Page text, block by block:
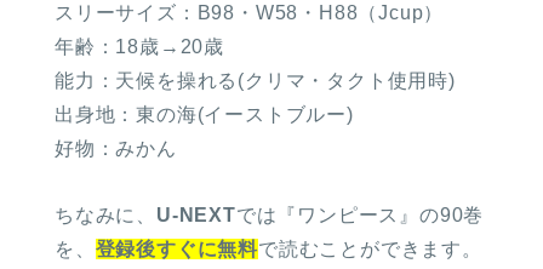
スリーサイズ：B98・W58・H88（Jcup）
年齢：18歳→20歳
能力：天候を操れる(クリマ・タクト使用時)
出身地：東の海(イーストブルー)
好物：みかん
ちなみに、 U-NEXTでは『ワンピース』の90巻
を、 登録後すぐに無料で読むことができます。